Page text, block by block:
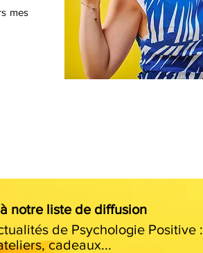
mes
notre liste de diffusion
de Psychologie Positive :
cadeaux...